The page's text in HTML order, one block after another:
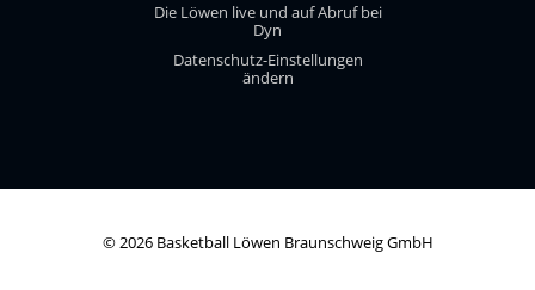
Die Löwen live und auf Abruf bei
Dyn
Datenschutz-Einstellungen
ändern
© 2026 Basketball Löwen Braunschweig GmbH